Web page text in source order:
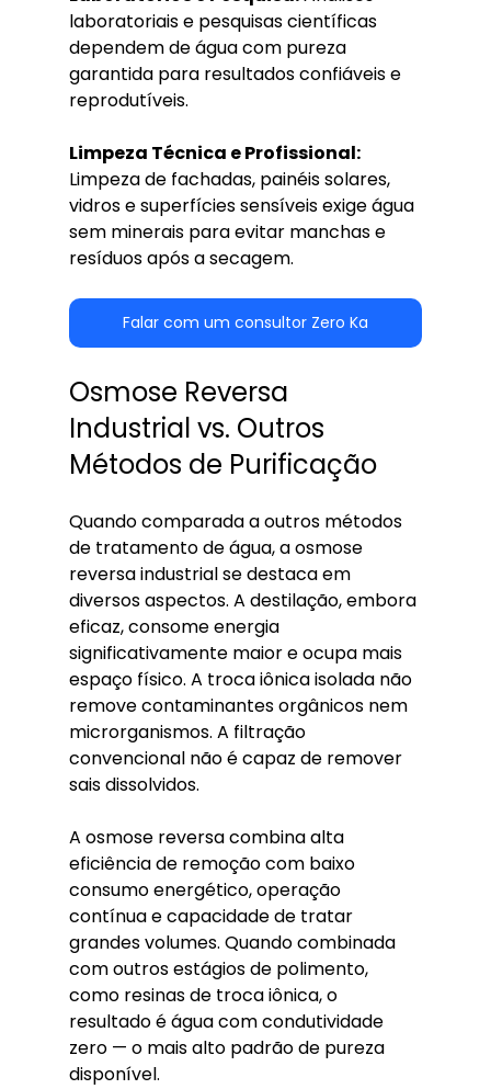
laboratoriais e pesquisas científicas
dependem de água com pureza
garantida para resultados confiáveis e
reprodutíveis.
Limpeza Técnica e Profissional:
Limpeza de fachadas, painéis solares,
vidros e superfícies sensíveis exige água
sem minerais para evitar manchas e
resíduos após a secagem.
Falar com um consultor Zero Ka
Osmose Reversa
Industrial vs. Outros
Métodos de Purificação
Quando comparada a outros métodos
de tratamento de água, a osmose
reversa industrial se destaca em
diversos aspectos. A destilação, embora
eficaz, consome energia
significativamente maior e ocupa mais
espaço físico. A troca iônica isolada não
remove contaminantes orgânicos nem
microrganismos. A filtração
convencional não é capaz de remover
sais dissolvidos.
A osmose reversa combina alta
eficiência de remoção com baixo
consumo energético, operação
contínua e capacidade de tratar
grandes volumes. Quando combinada
com outros estágios de polimento,
como resinas de troca iônica, o
resultado é água com condutividade
zero — o mais alto padrão de pureza
disponível.